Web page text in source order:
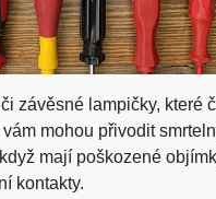
závěsné lampičky, které
mohou přivodit
mají poškozené
kontakty.